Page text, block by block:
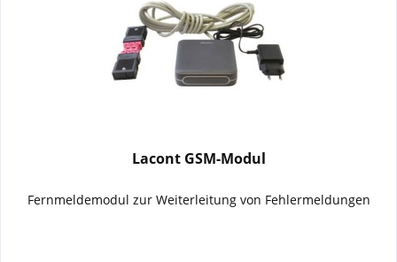
Lacont GSM-Modul
Fernmeldemodul zur Weiterleitung von Fehlermeldungen